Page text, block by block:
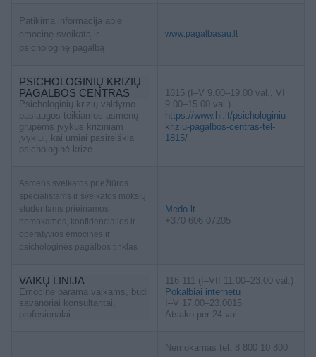
Patikima informacija apie
emocinę sveikatą ir
psichologinę pagalbą
www.pagalbasau.lt
PSICHOLOGINIŲ KRIZIŲ
PAGALBOS CENTRAS
Psichologinių krizių valdymo
paslaugos teikiamos asmenų
grupėms įvykus kriziniam
įvykiui, kai ūmiai pasireiškia
psichologinė krizė
1815 (I–V 9.00–19.00 val., VI
9.00–15.00 val.)
https://www.hi.lt/psichologiniu-
kriziu-pagalbos-centras-tel-
1815/
Asmens sveikatos priežiūros
specialistams ir sveikatos mokslų
studentams prieinamos
nemokamos, konfidencialios ir
operatyvios emocinės ir
psichologinės pagalbos tinklas
Medo.lt
+370 606 07205
VAIKŲ LINIJA
Emocinė parama vaikams, budi
savanoriai konsultantai,
profesionalai
116 111 (I–VII 11.00–23.00 val.)
Pokalbiai internetu
I–V 17.00–23.0015
Atsako per 24 val.
Nemokamas tel. 8 800 10 800